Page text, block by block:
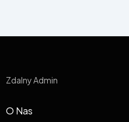
Zdalny Admin
O Nas